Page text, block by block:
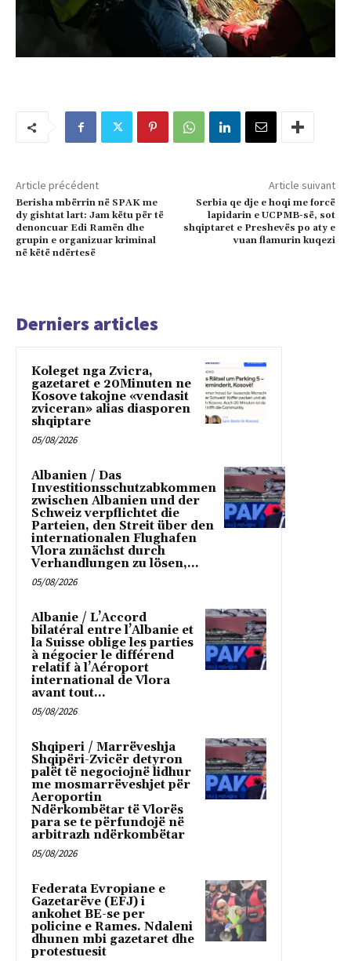
Article précédent
Berisha mbërrin në SPAK me
dy gishtat lart: Jam këtu për të
denoncuar Edi Ramën dhe
grupin e organizuar kriminal
në këtë ndërtesë
Article suivant
Serbia qe dje e hoqi me forcë
lapidarin e UCPMB-së, sot
shqiptaret e Preshevës po aty e
vuan flamurin kuqezi
Derniers articles
Koleget nga Zvicra,
gazetaret e 20Minuten ne
Kosove takojne «vendasit
zviceran» alias diasporen
shqiptare
05/08/2026
Albanien / Das
Investitionsschutzabkommen
zwischen Albanien und der
Schweiz verpflichtet die
Parteien, den Streit über den
internationalen Flughafen
Vlora zunächst durch
Verhandlungen zu lösen,...
05/08/2026
Albanie / L’Accord
bilatéral entre l’Albanie et
la Suisse oblige les parties
à négocier le différend
relatif à l’Aéroport
international de Vlora
avant tout...
05/08/2026
Shqiperi / Marrëveshja
Shqipëri-Zvicër detyron
palët të negociojnë lidhur
me mosmarrëveshjet për
Aeroportin
Ndërkombëtar të Vlorës
para se te përfundojë në
arbitrazh ndërkombëtar
05/08/2026
Federata Evropiane e
Gazetarëve (EFJ) i
ankohet BE-se per
policine e Rames. Ndaleni
dhunen mbi gazetaret dhe
protestuesit